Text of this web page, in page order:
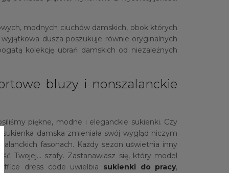
modnych ciuchów damskich, obok których
dusza poszukuje równie oryginalnych
kolekcję ubrań damskich od niezależnych
bluzy i nonszalanckie
piękne, modne i eleganckie sukienki. Czy
damska zmieniała swój wygląd niczym
fasonach. Każdy sezon uświetnia inny
Twojej… szafy. Zastanawiasz się, który model
dress code uwielbia sukienki do pracy,